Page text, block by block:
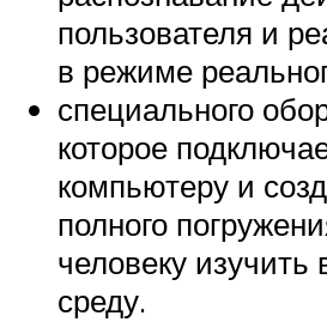
пользователя и
в режиме
специального
которое
компьютеру и
полного
человеку изучить
среду.